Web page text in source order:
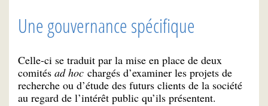
Une gouvernance spécifique
Celle-ci se traduit par la mise en place de deux
comités ad hoc chargés d’examiner les projets de
recherche ou d’étude des futurs clients de la société
au regard de l’intérêt public qu’ils présentent.